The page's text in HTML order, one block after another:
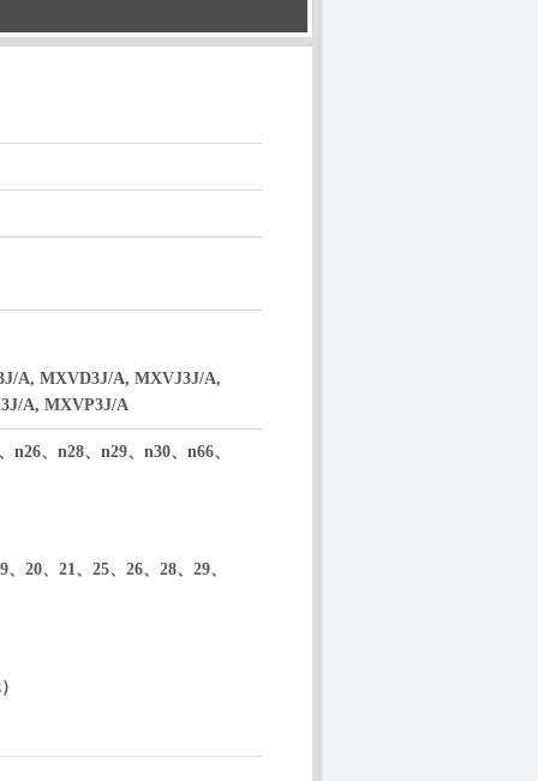
A, MXVD3J/A, MXVJ3J/A,
A, MXVP3J/A
、n28、n29、n30、n66、
20、21、25、26、28、29、